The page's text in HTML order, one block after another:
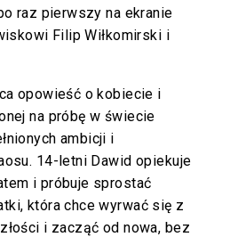
raz pierwszy na ekranie
Filip Wiłkomirski i
opowieść o kobiecie i
na próbę w świecie
ambicji i
14-letni Dawid opiekuje
i próbuje sprostać
która chce wyrwać się z
i zacząć od nowa, bez